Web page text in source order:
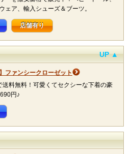
ェア、輸入シューズ＆ブーツ。
店舗有り
UP ▲
ファンシークローゼット
料無料！可愛くてセクシーな下着の豪
円♪